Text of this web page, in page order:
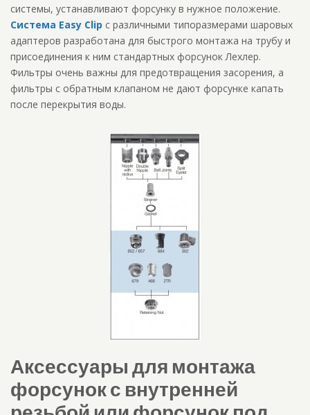
системы, устанавливают форсунку в нужное положение.
Система Easy Clip c различными типоразмерами шаровых
адаптеров разработана для быстрого монтажа на трубу и
присоединения к ним стандартных форсунок Лехлер.
Фильтры очень важны для предотвращения засорения, а
фильтры с обратным клапаном не дают форсунке капать
после перекрытия воды.
Аксессуары для монтажа
форсунок с внутренней